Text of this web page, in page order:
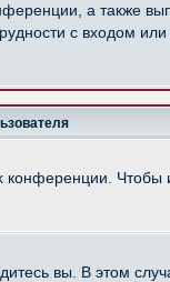
а также
с входом
конференции. Чтобы
вы. В этом